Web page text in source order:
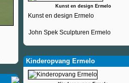
Kunst en design Ermelo
Kunst en design Ermelo
John Spek Sculpturen Ermelo
Kinderopvang Ermelo